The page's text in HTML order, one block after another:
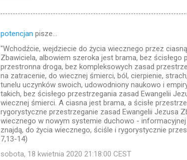
potencjan pisze…
"Wchodźcie, wejdziecie do życia wiecznego przez
Zbawiciela, albowiem szeroka jest brama, bez ścisłego
przestronna droga, bez kompleksowych zasad
na zatracenie, do wiecznej śmierci, ból, cierpienie,
tunelu uczynków swoich, udowodniony naukowo i
takich, bez ścisłego przestrzegania zasad Ewangelii
wiecznej śmierci. A ciasna jest brama, a ścisłe
rygorystyczne przestrzeganie zasad Ewangelii Jezusa
wiecznego w nowym systemie duchowo -
znajdą, do życia wiecznego, ściśle i rygorystycznie
7,13-14)
sobota, 18 kwietnia 2020 21:18:00 CEST